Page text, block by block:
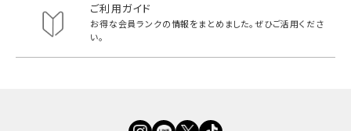
ご利用ガイド
お得な会員ランクの情報をまとめました。ぜひご活用くださ
い。